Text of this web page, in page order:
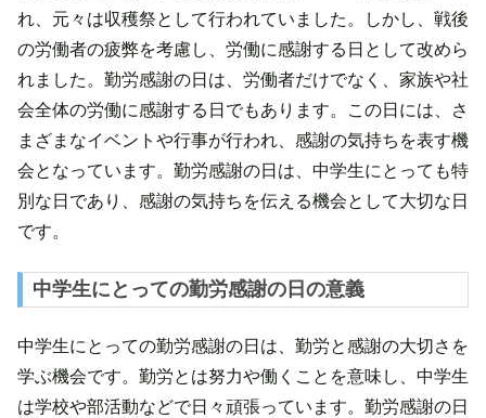
れ、元々は収穫祭として行われていました。しかし、戦後
の労働者の疲弊を考慮し、労働に感謝する日として改めら
れました。勤労感謝の日は、労働者だけでなく、家族や社
会全体の労働に感謝する日でもあります。この日には、さ
まざまなイベントや行事が行われ、感謝の気持ちを表す機
会となっています。勤労感謝の日は、中学生にとっても特
別な日であり、感謝の気持ちを伝える機会として大切な日
です。
中学生にとっての勤労感謝の日の意義
中学生にとっての勤労感謝の日は、勤労と感謝の大切さを
学ぶ機会です。勤労とは努力や働くことを意味し、中学生
は学校や部活動などで日々頑張っています。勤労感謝の日